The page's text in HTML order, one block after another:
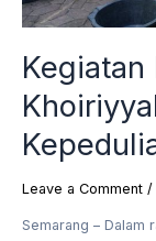
Kegiatan
Leave a Comment /
Semarang – Dalam
kepada